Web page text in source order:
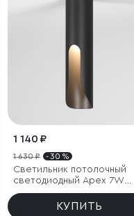
1 140 ₽
1 630 ₽ - 30 %
Светильник потолочный
светодиодный Apex 7W
3000K черный
КУПИТЬ